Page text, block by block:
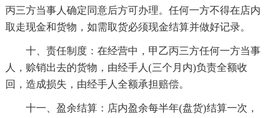
丙三方当事人确定同意后方可办理。任何一方不得在店内
取走现金和货物，如需取货必须现金结算并做好记录。
十、责任制度：在经营中，甲乙丙三方任何一方当事
人，赊销出去的货物，由经手人(三个月内)负责全额收
回，造成损失，由经手人全额承担赔偿。
十一、盈余结算：店内盈余每半年(盘货)结算一次，